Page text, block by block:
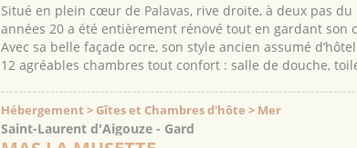
Situé en plein cœur de Palavas, rive droite, à deux pas
années 20 a été entièrement rénové tout en gardant son
Avec sa belle façade ocre, son style ancien assumé
12 agréables chambres tout confort : salle de douche,
Hébergement > Gîtes et Chambres d'hôte > Mer
Saint-Laurent d'Aigouze - Gard